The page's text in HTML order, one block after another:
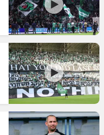
ליגת העל
גביע הטוטו
ליגיונרים
גביע המדינה
כדורגל עולמי
ליגת האלופות
ליגה אירופית
ליגה אנגלית
ליגה גרמנית
כדורסל ישראלי
ליגת ווינר סל
ליגה לאומית
כדורסל עולמי
NBA
ענפים נוספים